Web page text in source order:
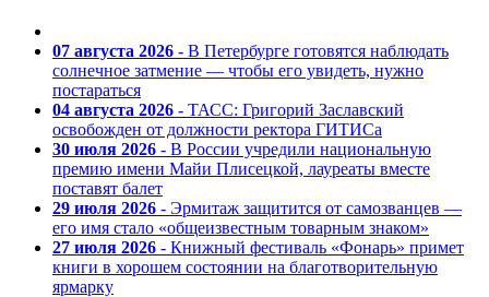
07 августа 2026 - В Петербурге готовятся наблюдать
солнечное затмение — чтобы его увидеть, нужно
постараться
04 августа 2026 - ТАСС: Григорий Заславский
освобожден от должности ректора ГИТИСа
30 июля 2026 - В России учредили национальную
премию имени Майи Плисецкой, лауреаты вместе
поставят балет
29 июля 2026 - Эрмитаж защитится от самозванцев —
его имя стало «общеизвестным товарным знаком»
27 июля 2026 - Книжный фестиваль «Фонарь» примет
книги в хорошем состоянии на благотворительную
ярмарку